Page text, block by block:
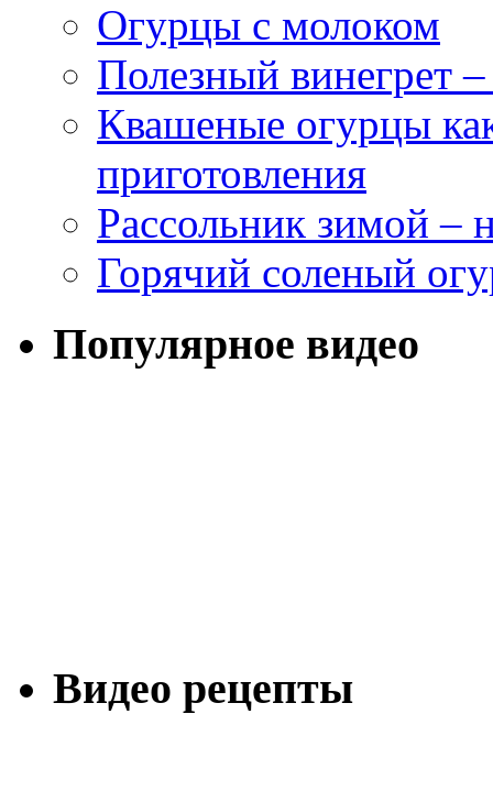
Огурцы с молоком
Полезный винегрет
Квашеные огурцы
приготовления
Рассольник зимой –
Горячий соленый
Популярное видео
Видео рецепты